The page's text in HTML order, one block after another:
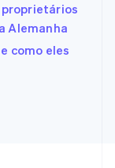
proprietários
Alemanha
como eles